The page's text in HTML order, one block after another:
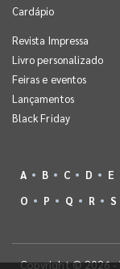
Cardápio
Revista Impressa
Livro personalizado
Feiras e eventos
Lançamentos
Black Friday
A B C D E
O
P Q R S
Copyright © 2026 -